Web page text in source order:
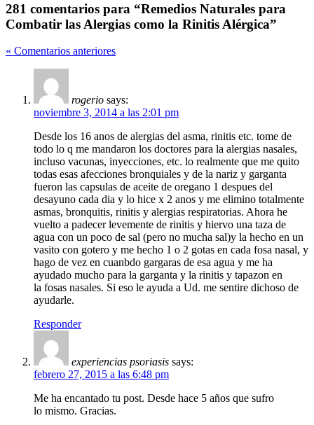
281 comentarios para “Remedios Naturales para
Combatir las Alergias como la Rinitis Alérgica”
« Comentarios anteriores
rogerio says:
noviembre 3, 2014 a las 2:01 pm
Desde los 16 anos de alergias del asma, rinitis etc. tome de
todo lo q me mandaron los doctores para la alergias nasales,
incluso vacunas, inyecciones, etc. lo realmente que me quito
todas esas afecciones bronquiales y de la nariz y garganta
fueron las capsulas de aceite de oregano 1 despues del
desayuno cada dia y lo hice x 2 anos y me elimino totalmente
asmas, bronquitis, rinitis y alergias respiratorias. Ahora he
vuelto a padecer levemente de rinitis y hiervo una taza de
agua con un poco de sal (pero no mucha sal)y la hecho en un
vasito con gotero y me hecho 1 o 2 gotas en cada fosa nasal, y
hago de vez en cuanbdo gargaras de esa agua y me ha
ayudado mucho para la garganta y la rinitis y tapazon en
la fosas nasales. Si eso le ayuda a Ud. me sentire dichoso de
ayudarle.
Responder
experiencias psoriasis says:
febrero 27, 2015 a las 6:48 pm
Me ha encantado tu post. Desde hace 5 años que sufro
lo mismo. Gracias.